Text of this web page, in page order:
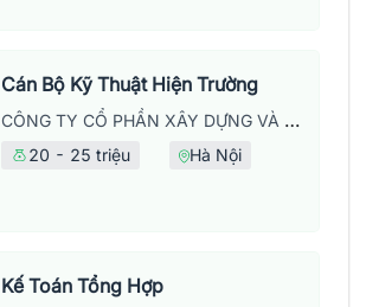
Cán Bộ Kỹ Thuật Hiện Trường
CÔNG TY CỔ PHẦN XÂY DỰNG VÀ PHÁT TRIỂN THƯƠNG MẠI HOÀNG LẦM
20 - 25 triệu Hà Nội
Kế Toán Tổng Hợp